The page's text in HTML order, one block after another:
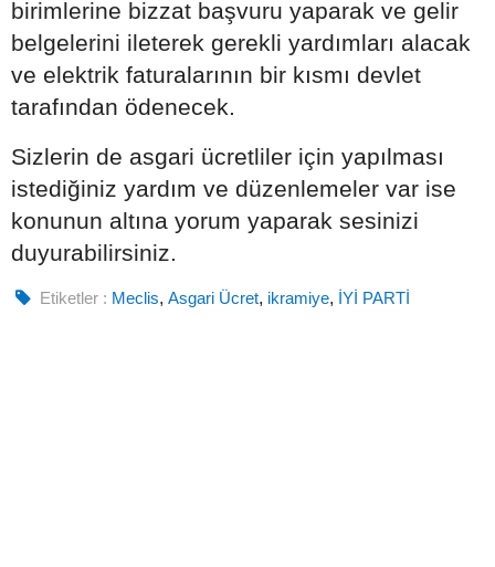
birimlerine bizzat başvuru yaparak ve gelir
belgelerini ileterek gerekli yardımları alacak
ve elektrik faturalarının bir kısmı devlet
tarafından ödenecek.
Sizlerin de asgari ücretliler için yapılması
istediğiniz yardım ve düzenlemeler var ise
konunun altına yorum yaparak sesinizi
duyurabilirsiniz.
Etiketler : Meclis,Asgari Ücret, ikramiye, İYİ PARTİ